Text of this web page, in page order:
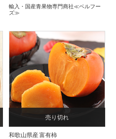
輸入・国産青果物専門商社≪ベルフー
ズ≫
和歌山県産 富有柿